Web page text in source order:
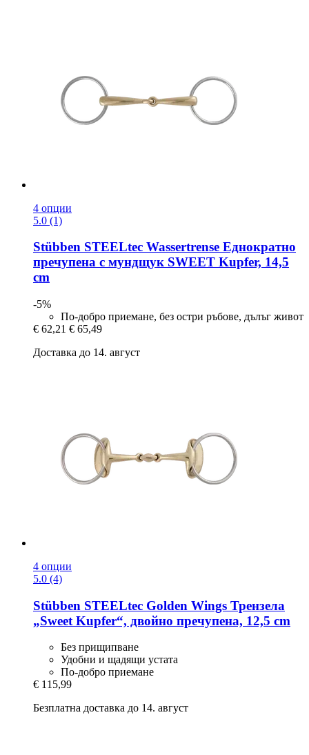
4 опции
5.0 (1)
Stübben STEELtec Wassertrense Еднократно
пречупена с мундщук SWEET Kupfer, 14,5
cm
-5%
По-добро приемане, без остри ръбове, дълъг живот
€ 62,21 € 65,49
Доставка до 14. август
4 опции
5.0 (4)
Stübben STEELtec Golden Wings Трензела
„Sweet Kupfer“, двойно пречупена, 12,5 cm
Без прищипване
Удобни и щадящи устата
По-добро приемане
€ 115,99
Безплатна доставка до 14. август